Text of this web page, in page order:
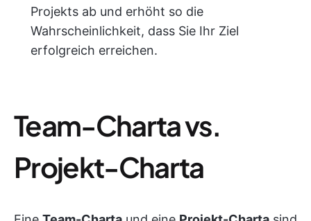
Projekts ab und erhöht so die
Wahrscheinlichkeit, dass Sie Ihr Ziel
erfolgreich erreichen.
Team-Charta vs.
Projekt-Charta